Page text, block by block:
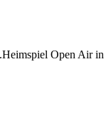
Open Air in